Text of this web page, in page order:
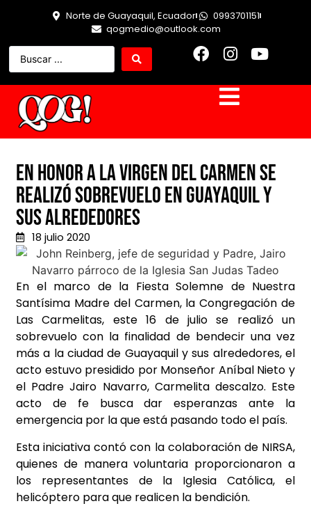
Norte de Guayaquil, Ecuador
0993701151
qogmedio@outlook.com
En honor a la Virgen del Carmen se
realizó sobrevuelo en Guayaquil y
sus alrededores
18 julio 2020
En el marco de la Fiesta Solemne de Nuestra
Santísima Madre del Carmen, la Congregación de
Las Carmelitas, este 16 de julio se realizó un
sobrevuelo con la finalidad de bendecir una vez
más a la ciudad de Guayaquil y sus alrededores, el
acto estuvo presidido por Monseñor Aníbal Nieto y
el Padre Jairo Navarro, Carmelita descalzo. Este
acto de fe busca dar esperanzas ante la
emergencia por la que está pasando todo el país.
Esta iniciativa contó con la colaboración de NIRSA,
quienes de manera voluntaria proporcionaron a
los representantes de la Iglesia Católica, el
helicóptero para que realicen la bendición.